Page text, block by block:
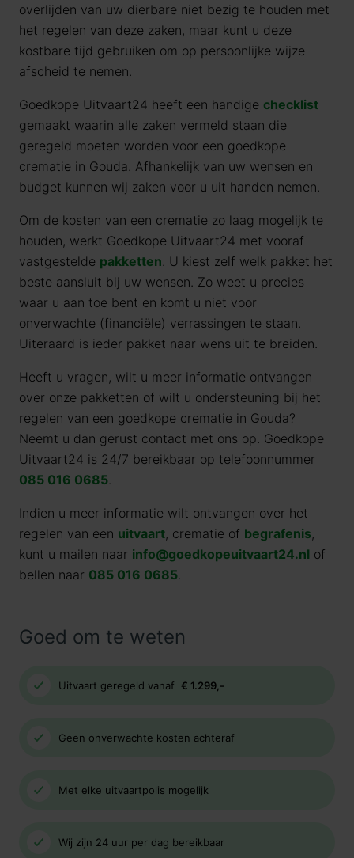
overlijden van uw dierbare niet bezig te houden met
het regelen van deze zaken, maar kunt u deze
kostbare tijd gebruiken om op persoonlijke wijze
afscheid te nemen.
Goedkope Uitvaart24 heeft een handige checklist
gemaakt waarin alle zaken vermeld staan die
geregeld moeten worden voor een goedkope
crematie in Gouda. Afhankelijk van uw wensen en
budget kunnen wij zaken voor u uit handen nemen.
Om de kosten van een crematie zo laag mogelijk te
houden, werkt Goedkope Uitvaart24 met vooraf
vastgestelde pakketten. U kiest zelf welk pakket het
beste aansluit bij uw wensen. Zo weet u precies
waar u aan toe bent en komt u niet voor
onverwachte (financiële) verrassingen te staan.
Uiteraard is ieder pakket naar wens uit te breiden.
Heeft u vragen, wilt u meer informatie ontvangen
over onze pakketten of wilt u ondersteuning bij het
regelen van een goedkope crematie in Gouda?
Neemt u dan gerust contact met ons op. Goedkope
Uitvaart24 is 24/7 bereikbaar op telefoonnummer
085 016 0685.
Indien u meer informatie wilt ontvangen over het
regelen van een uitvaart, crematie of begrafenis,
kunt u mailen naar info@goedkopeuitvaart24.nl of
bellen naar 085 016 0685.
Goed om te weten
Uitvaart geregeld vanaf € 1.299,-
Geen onverwachte kosten achteraf
Met elke uitvaartpolis mogelijk
Wij zijn 24 uur per dag bereikbaar